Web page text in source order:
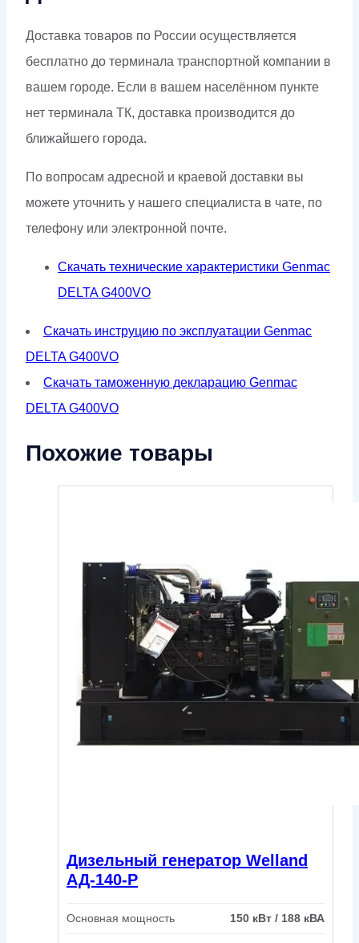
Доставка товаров по России осуществляется
бесплатно до терминала транспортной компании в
вашем городе. Если в вашем населённом пункте
нет терминала ТК, доставка производится до
ближайшего города.
По вопросам адресной и краевой доставки вы
можете уточнить у нашего специалиста в чате, по
телефону или электронной почте.
Скачать технические характеристики Genmac
DELTA G400VO
Скачать инструцию по эксплуатации Genmac
DELTA G400VO
Скачать таможенную декларацию Genmac
DELTA G400VO
Похожие товары
Дизельный генератор Welland
АД-140-Р
Основная мощность 150 кВт / 188 кВА